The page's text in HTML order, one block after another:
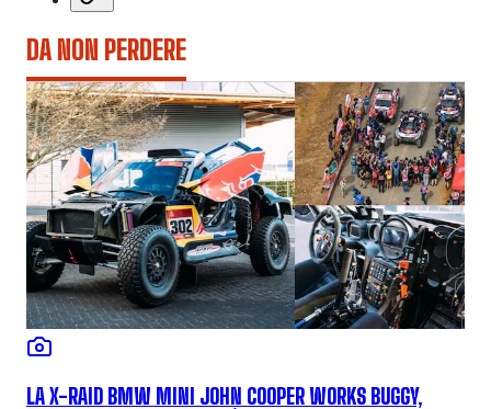
DA NON PERDERE
LA X-RAID BMW MINI JOHN COOPER WORKS BUGGY,